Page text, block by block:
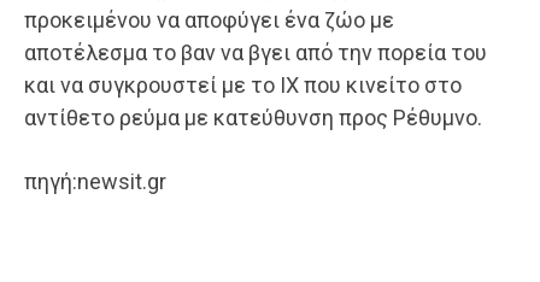
προκειμένου να αποφύγει ένα ζώο με
αποτέλεσμα το βαν να βγει από την πορεία του
και να συγκρουστεί με το ΙΧ που κινείτο στο
αντίθετο ρεύμα με κατεύθυνση προς Ρέθυμνο.
πηγή:newsit.gr